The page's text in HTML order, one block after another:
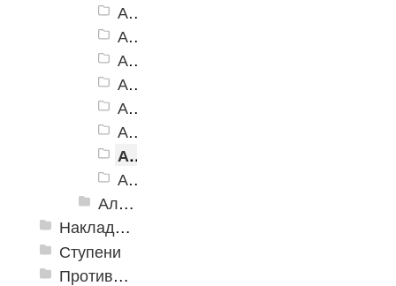
Алюминиевый угол-порог АУ-98, серый
Алюминиевый угол-порог АУ-98, бежевый
Алюминиевый угол-порог АУ-98, желтый
Алюминиевый угол-порог АУ-98, красный
Алюминиевый угол-порог АУ-98, зеленый
Алюминиевый угол-порог АУ-98, синий
Алюминиевый угол-порог АУ-98, белый
Алюминиевый угол-порог АУ-98, голубой
Алюминиевый угол-порог с пятью резиновыми вставками АУ-160
Накладки противоскользящие резиновые
Ступени
Противоскользящие ленты